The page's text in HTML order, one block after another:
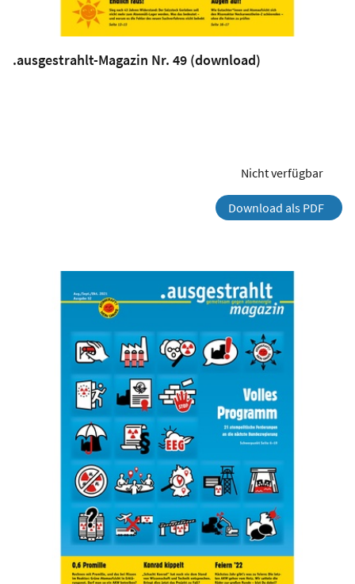
.ausgestrahlt-Magazin Nr. 49 (download)
Nicht verfügbar
Download als PDF